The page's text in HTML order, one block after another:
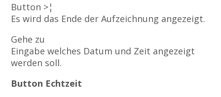
Button >¦
Es wird das Ende der Aufzeichnung angezeigt.
Gehe zu
Eingabe welches Datum und Zeit angezeigt
werden soll.
Button Echtzeit